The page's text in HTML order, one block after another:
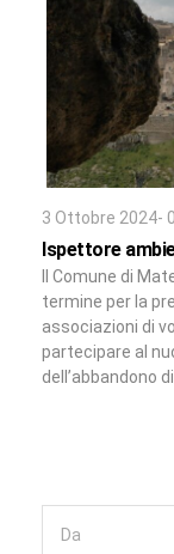
3 Ottobre 2024-
Ispettore
Il Comune di
termine per la
associazioni di
partecipare al
dell’abbandono